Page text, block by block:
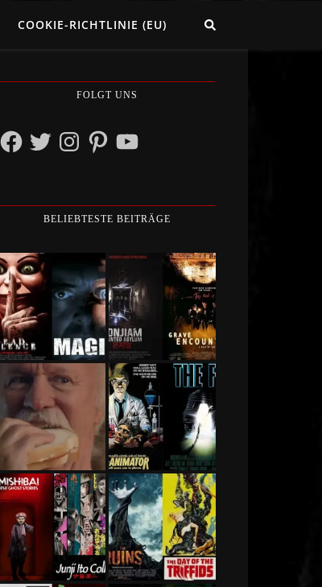
COOKIE-RICHTLINIE (EU)
FOLGT UNS
Facebook
TwitterInstagramPinterestYouTube
BELIEBTESTE BEITRÄGE